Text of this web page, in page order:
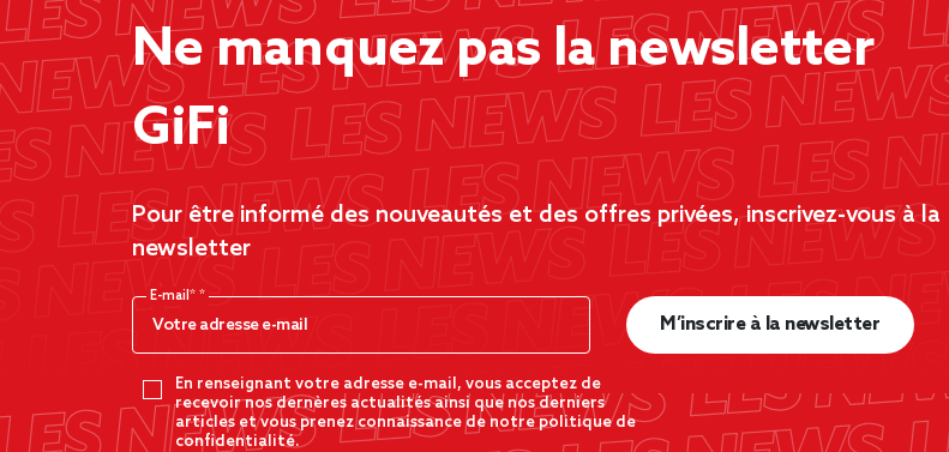
Ne manquez pas la newsletter
GiFi
Pour être informé des nouveautés et des offres privées, inscrivez-vous à la
newsletter
E-mail*
En renseignant votre adresse e-mail, vous acceptez de
recevoir nos dernères actualités ainsi que nos derniers
articles et vous prenez connaissance de notre politique de
confidentialité.
M’inscrire à la newsletter